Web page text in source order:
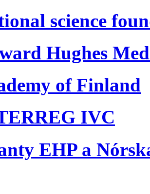
science
Hughes
of Finland
IVC
EHP a